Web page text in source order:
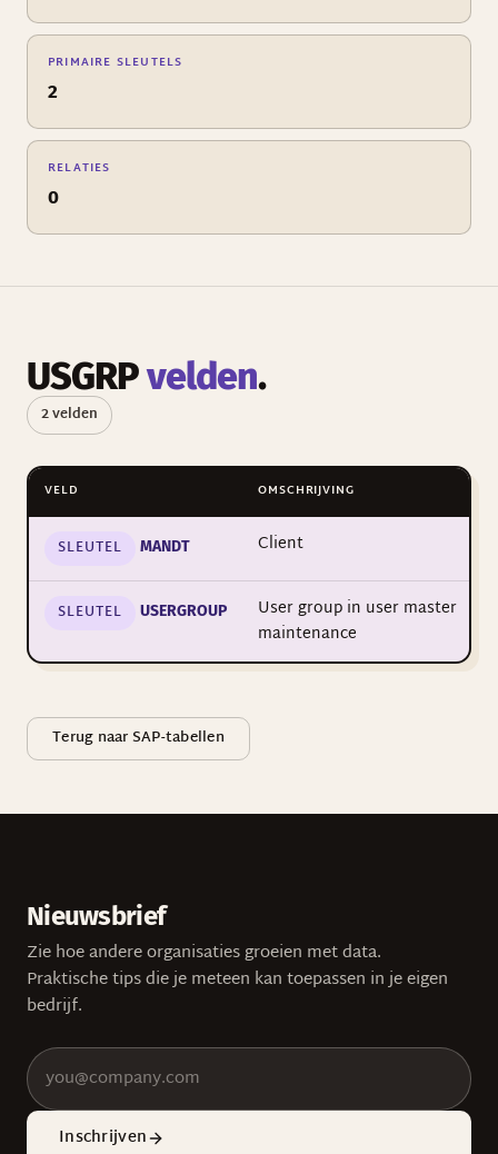
PRIMAIRE SLEUTELS
2
RELATIES
0
USGRPvelden.
2 velden
VELD OMSCHRIJVING
SLEUTEL MANDT Client
SLEUTEL USERGROUP
User group in user master
maintenance
Terug naar SAP-tabellen
Nieuwsbrief
Zie hoe andere organisaties groeien met data.
Praktische tips die je meteen kan toepassen in je eigen
bedrijf.
Inschrijven